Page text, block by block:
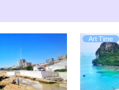
差点！！イス
着！
旅の道し
#53 旅
法師に